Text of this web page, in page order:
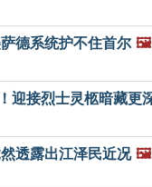
德系统护不住首尔 🖼️
迎接烈士灵柩暗藏更
透露出江泽民近况 🖼️